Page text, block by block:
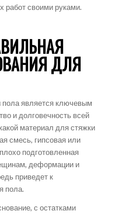
работ своими руками.
ДЛЯ
пола является ключевым
и долговечность всей
материал для стяжки
смесь, гипсовая или
подготовленная
деформации и
приведет к
пола.
с остатками